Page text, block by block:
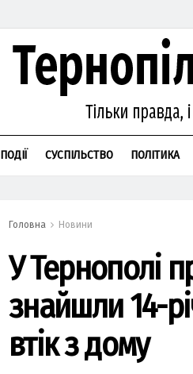
ПОДІЇ СУСПІЛЬСТВО ПОЛІТИКА
Головна Новини
У Тернополі
знайшли 14-
втік з дому